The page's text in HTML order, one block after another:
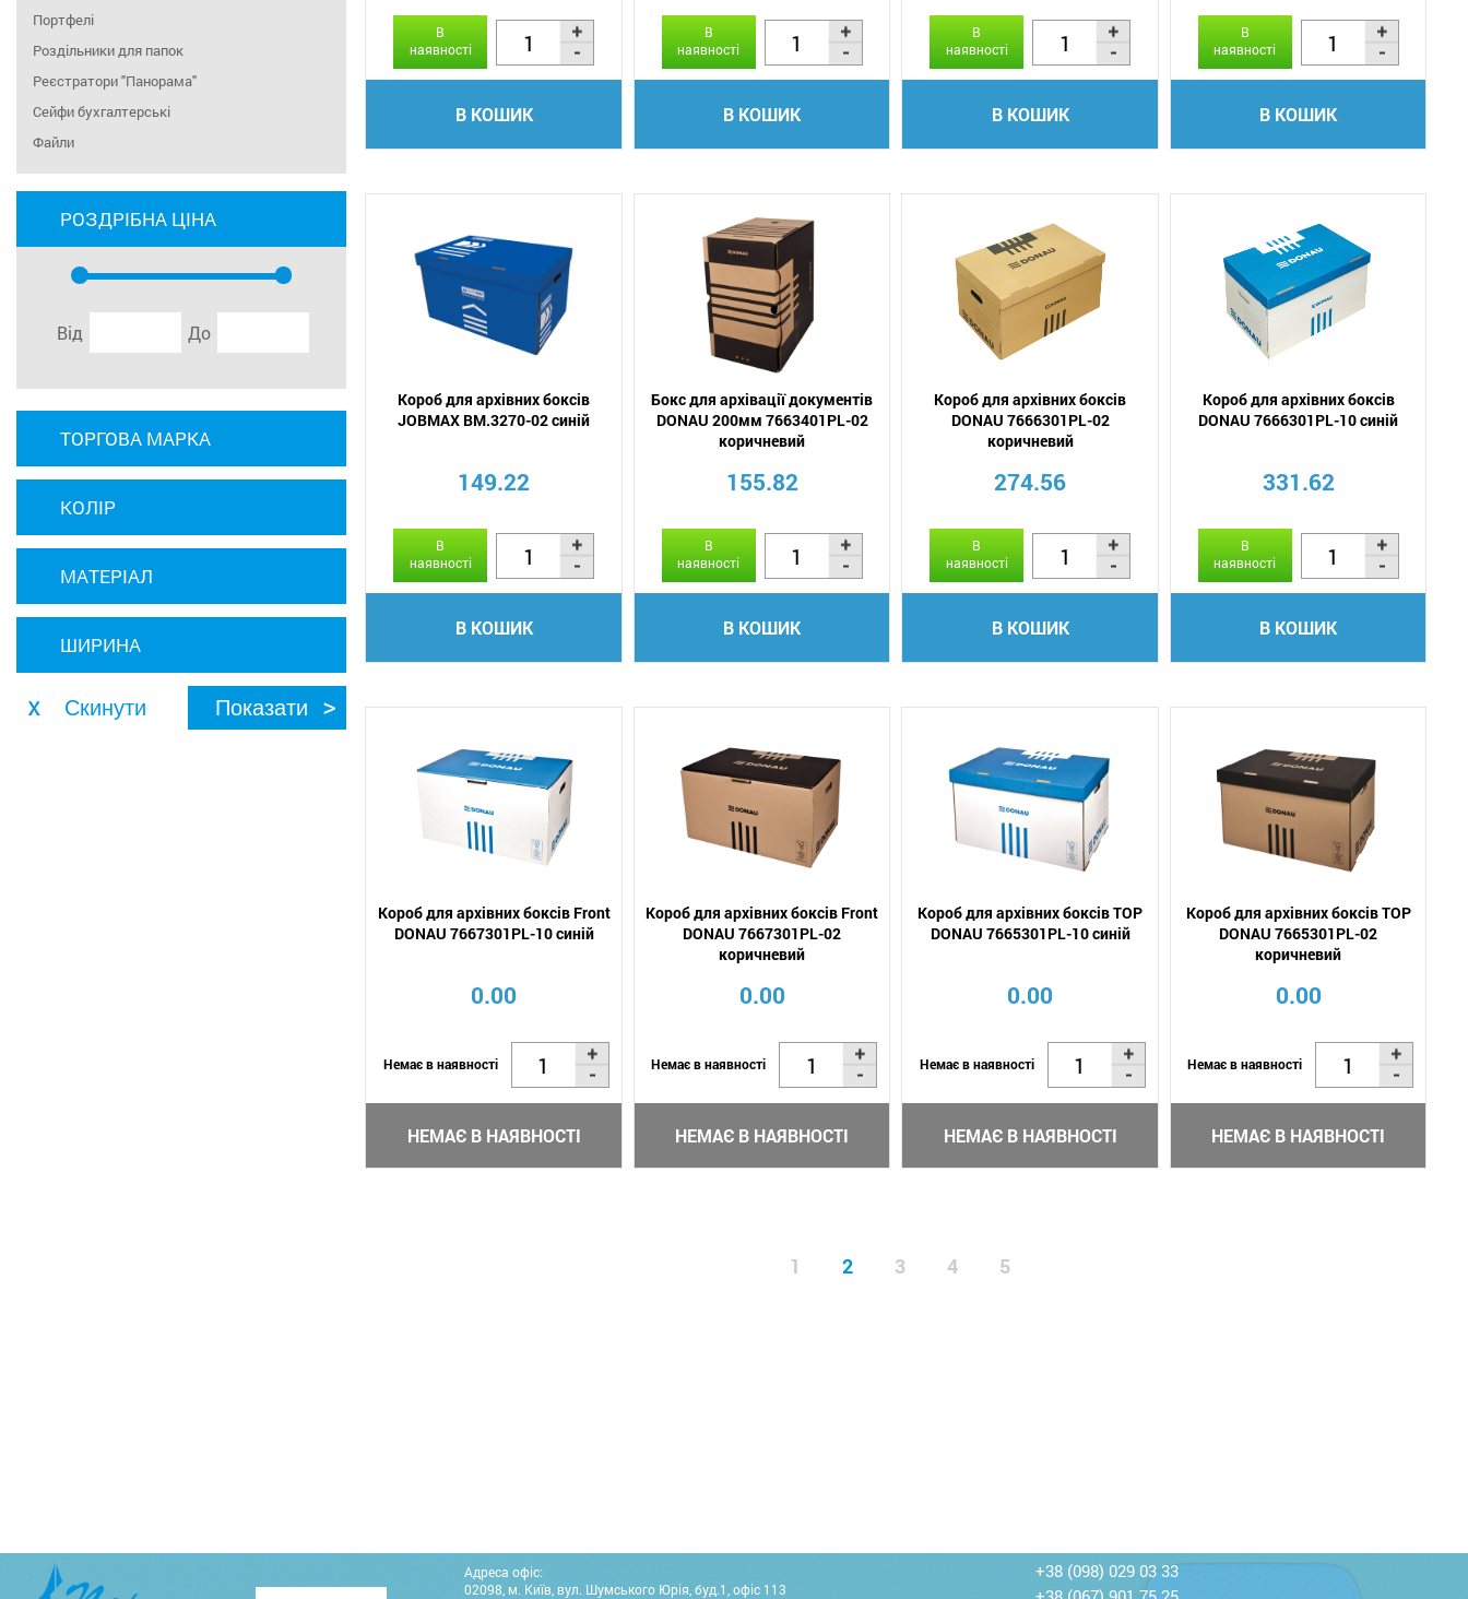
Портфелі
Роздільники для папок
Реєстратори "Панорама"
Сейфи бухгалтерські
Файли
РОЗДРІБНА ЦІНА
Від До
ТОРГОВА МАРКА
КОЛІР
МАТЕРІАЛ
ШИРИНА
В
наявності
В КОШИК
В
наявності
В КОШИК
В
наявності
В КОШИК
В
наявності
В КОШИК
Короб для архівних боксів
JOBMAX BM.3270-02 синій
149.22
В
наявності
В КОШИК
Бокс для архівації документів
DONAU 200мм 7663401PL-02
коричневий
155.82
В
наявності
В КОШИК
Короб для архівних боксів
DONAU 7666301PL-02
коричневий
274.56
В
наявності
В КОШИК
Короб для архівних боксів
DONAU 7666301PL-10 синій
331.62
В
наявності
В КОШИК
Короб для архівних боксів Front
DONAU 7667301PL-10 синій
0.00
Немає в наявності
НЕМАЄ В НАЯВНОСТІ
Короб для архівних боксів Front
DONAU 7667301PL-02
коричневий
0.00
Немає в наявності
НЕМАЄ В НАЯВНОСТІ
Короб для архівних боксів TOP
DONAU 7665301PL-10 синій
0.00
Немає в наявності
НЕМАЄ В НАЯВНОСТІ
Короб для архівних боксів TOP
DONAU 7665301PL-02
коричневий
0.00
Немає в наявності
НЕМАЄ В НАЯВНОСТІ
1 2 3 4 5
Адреса офіс:
02098, м. Київ, вул. Шумського Юрія, буд.1, офіс 113
+38 (098) 029 03 33